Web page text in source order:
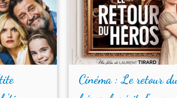
Cinéma : Le retour